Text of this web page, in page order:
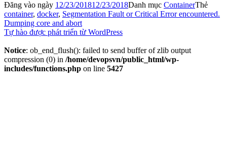
Đăng vào ngày 12/23/201812/23/2018Danh mục ContainerThẻ
container, docker, Segmentation Fault or Critical Error encountered.
Dumping core and abort
Tự hào được phát triển từ WordPress
Notice: ob_end_flush(): failed to send buffer of zlib output
compression (0) in /home/devopsvn/public_html/wp-
includes/functions.php on line 5427